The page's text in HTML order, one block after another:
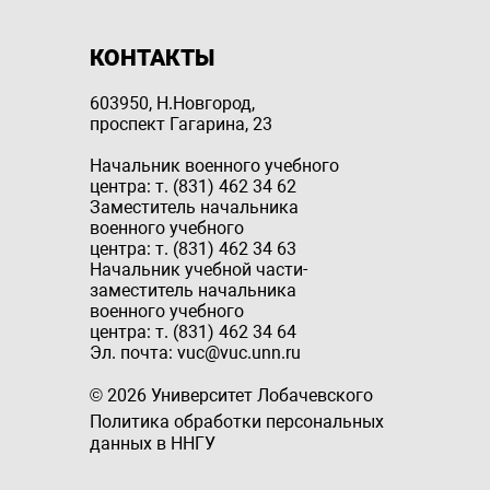
КОНТАКТЫ
603950, Н.Новгород,
проспект Гагарина, 23
Начальник военного учебного
центра: т. (831) 462 34 62
Заместитель начальника
военного учебного
центра: т. (831) 462 34 63
Начальник учебной части-
заместитель начальника
военного учебного
центра: т. (831) 462 34 64
Эл. почта: vuc@vuc.unn.ru
© 2026 Университет Лобачевского
Политика обработки персональных
данных в ННГУ